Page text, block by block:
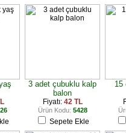
3 adet çubuklu kalp
balon
Fiyatı: 42 TL
Ürün Kodu: 5428
Sepete Ekle
15